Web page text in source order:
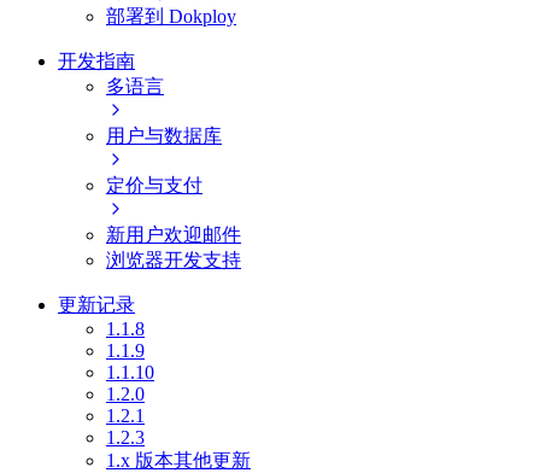
部署到 Dokploy
开发指南
多语言
用户与数据库
定价与支付
新用户欢迎邮件
浏览器开发支持
更新记录
1.1.8
1.1.9
1.1.10
1.2.0
1.2.1
1.2.3
1.x 版本其他更新